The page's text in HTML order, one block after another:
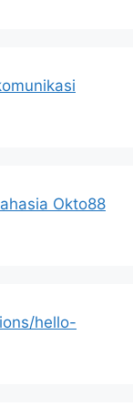
Okto88
hello-